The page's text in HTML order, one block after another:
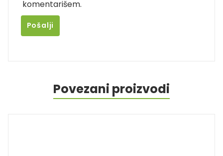
komentarišem.
Povezani proizvodi